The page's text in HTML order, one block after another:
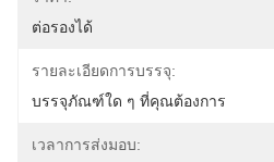
ต่อรองได้
รายละเอียดการบรรจุ:
บรรจุภัณฑ์ใด ๆ ที่คุณต้องการ
เวลาการส่งมอบ: